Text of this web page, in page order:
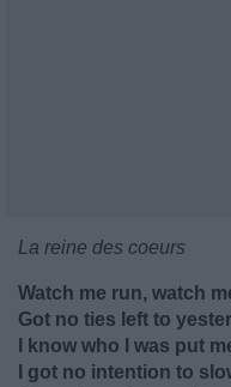
La reine des coeurs
Watch me run, watch
Got no ties left to
I know who I was put
I got no intention to